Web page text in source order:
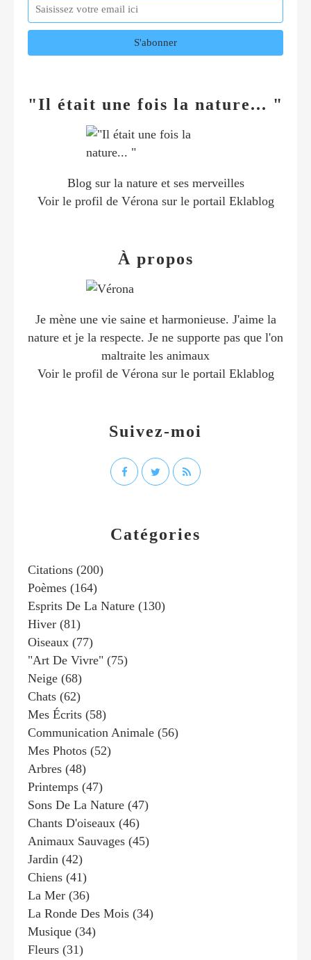
Catégories
Citations (200)
Poèmes (164)
Esprits De La Nature (130)
Hiver (81)
Oiseaux (77)
"art De Vivre" (75)
Neige (68)
Chats (62)
Mes Écrits (58)
Communication Animale (56)
Mes Photos (52)
Arbres (48)
Printemps (47)
Sons De La Nature (47)
Chants D'oiseaux (46)
Animaux Sauvages (45)
Jardin (42)
Chiens (41)
La Mer (36)
La Ronde Des Mois (34)
Musique (34)
Fleurs (31)
"Il était une fois la nature... "
Blog sur la nature et ses merveilles
Voir le profil de Véronasur le portail Eklablog
Suivez-moi
À propos
Je mène une vie saine et harmonieuse. J'aime la
nature et je la respecte. Je ne supporte pas que l'on
maltraite les animaux
Voir le profil de Véronasur le portail Eklablog